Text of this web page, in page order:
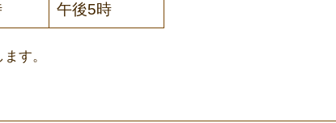
午後5時
す。